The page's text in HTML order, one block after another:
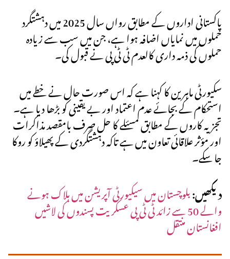
پاکستانی اداروں کے مطابق رواں سال 2025 میں دہشتگرد
حملوں میں نمایاں اضافہ ہوا ہے، جن میں سب سے زیادہ
حملوں کی ذمہ داری کالعدم ٹی ٹی پی نے قبول کی۔
سکیورٹی ماہرین کا کہنا ہے کہ اس صورت حال نے خطے میں
استحکام کے بجائے عدم اعتماد اور بے یقینی کو بڑھا دیا ہے۔
تجزیہ کاروں کے مطابق مسئلے کا حل صرف بامقصد مذاکرات
اور مؤثر علاقائی تعاون میں ہے تاکہ دہشتگردی کے پھیلاؤ کو روکا
جا سکے۔
دیکھیں:بلوچستان میں سیکیورٹی آپریشن میں ہلاک ہونے
والے 50 سے زائد ٹی ٹی پی عسکریت پسندوں کی لاشیں
افغانستان منتقل